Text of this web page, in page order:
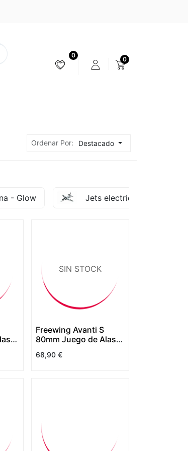
0
0
Ordenar Por: Destacado
- Glow Jets electricos
SIN STOCK
Freewing Avanti S
80mm Juego de Alas
68,90 €